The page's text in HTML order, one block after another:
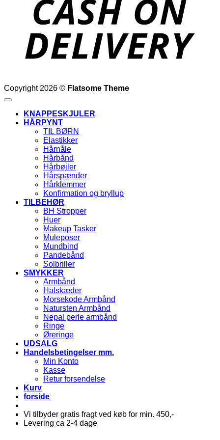
Copyright 2026 © Flatsome Theme
KNAPPESKJULER
HÅRPYNT
TIL BØRN
Elastikker
Hårnåle
Hårbånd
Hårbøjler
Hårspænder
Hårklemmer
Konfirmation og bryllup
TILBEHØR
BH Stropper
Huer
Makeup Tasker
Muleposer
Mundbind
Pandebånd
Solbriller
SMYKKER
Armbånd
Halskæder
Morsekode Armbånd
Natursten Armbånd
Nepal perle armbånd
Ringe
Øreringe
UDSALG
Handelsbetingelser mm.
Min Konto
Kasse
Retur forsendelse
Kurv
forside
Vi tilbyder gratis fragt ved køb for min. 450,-
Levering ca 2-4 dage